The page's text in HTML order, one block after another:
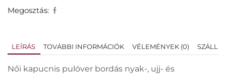
Megosztás:
LEÍRÁS TOVÁBBI INFORMÁCIÓK VÉLEMÉNYEK (0)
Női kapucnis pulóver bordás nyak-, ujj- és